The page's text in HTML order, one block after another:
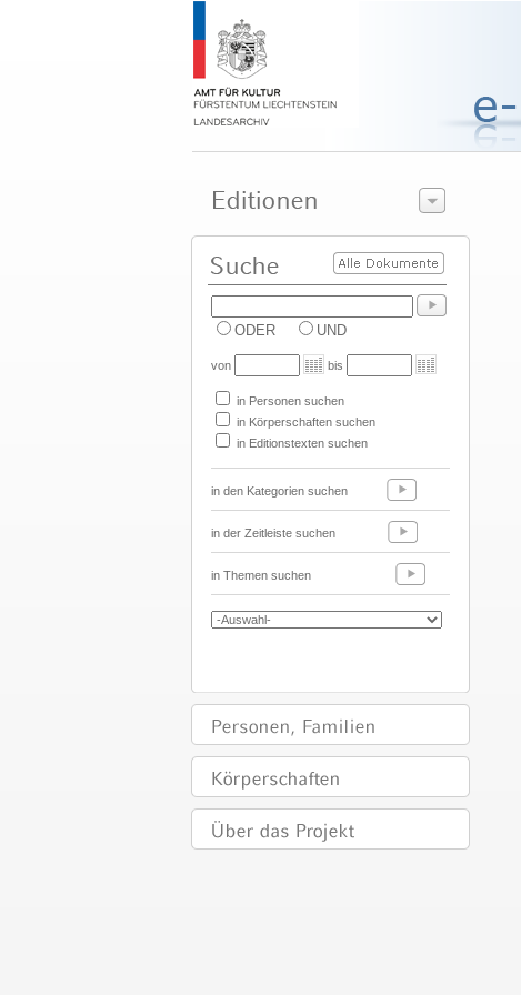
ODER UND
von bis
in Personen suchen
in Körperschaften suchen
in Editionstexten suchen
in den Kategorien suchen
in der Zeitleiste suchen
in Themen suchen